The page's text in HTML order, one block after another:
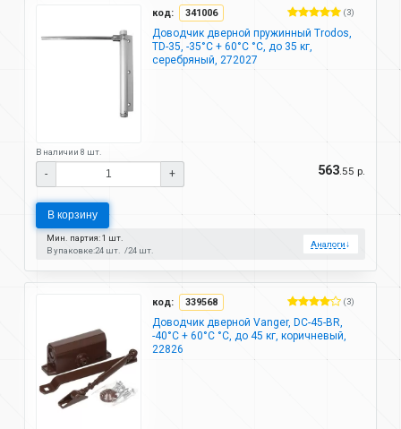
код: 341006 (3)
Доводчик дверной пружинный Trodos,
TD-35, -35°C + 60°C °C, до 35 кг,
серебряный, 272027
В наличии 8 шт.
- + 563 .55 р.
В корзину
Мин. партия: 1 шт.
В упаковке:24 шт. 24 шт.
Аналоги↓
код: 339568 (3)
Доводчик дверной Vanger, DC-45-BR,
-40°C + 60°C °C, до 45 кг, коричневый,
22826